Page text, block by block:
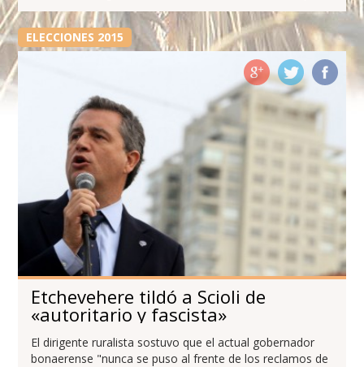
ELECCIONES 2015
Etchevehere tildó a Scioli de
«autoritario y fascista»
El dirigente ruralista sostuvo que el actual gobernador
bonaerense "nunca se puso al frente de los reclamos de